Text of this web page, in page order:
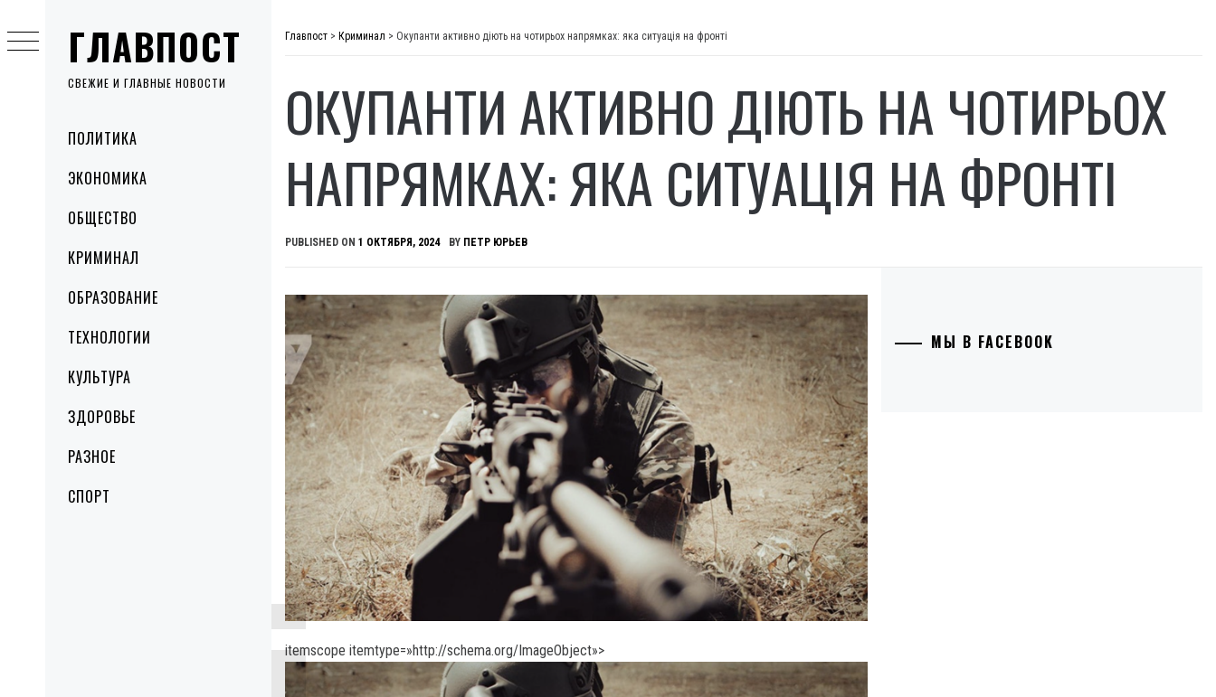
ГЛАВПОСТ
СВЕЖИЕ И ГЛАВНЫЕ НОВОСТИ
MenuПОЛИТИКА
ЭКОНОМИКА
ОБЩЕСТВО
КРИМИНАЛ
ОБРАЗОВАНИЕ
ТЕХНОЛОГИИ
КУЛЬТУРА
ЗДОРОВЬЕ
РАЗНОЕ
СПОРТ
to
content
Главпост > Криминал > Окупанти активно діють на чотирьох напрямках: яка ситуація на фронті
ОКУПАНТИ АКТИВНО ДІЮТЬ НА ЧОТИРЬОХ
НАПРЯМКАХ: ЯКА СИТУАЦІЯ НА ФРОНТІ
PUBLISHED ON 1 ОКТЯБРЯ, 2024 BY ПЕТР ЮРЬЕВ
itemscope itemtype=»http://schema.org/ImageObject»>
МЫ В FACEBOOK